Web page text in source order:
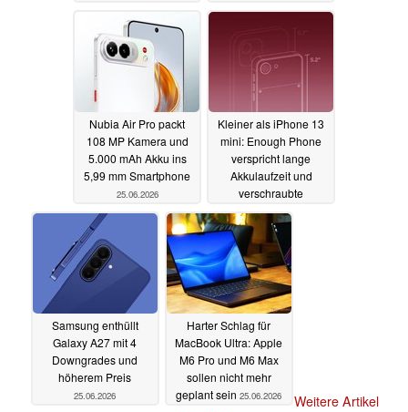
Nubia Air Pro packt
108 MP Kamera und
5.000 mAh Akku ins
5,99 mm Smartphone
25.06.2026
Kleiner als iPhone 13
mini: Enough Phone
verspricht lange
Akkulaufzeit und
verschraubte
Rückseite25.06.2026
Samsung enthüllt
Galaxy A27 mit 4
Downgrades und
höherem Preis
25.06.2026
Harter Schlag für
MacBook Ultra: Apple
M6 Pro und M6 Max
sollen nicht mehr
geplant sein 25.06.2026
Weitere Artikel